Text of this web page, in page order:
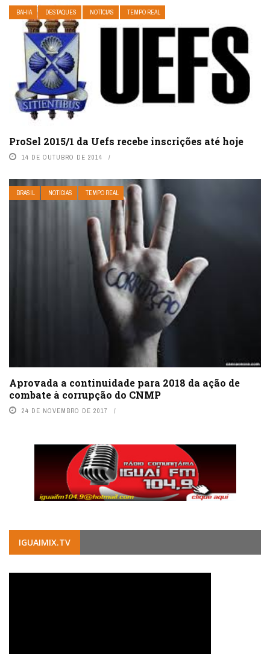
BAHIA DESTAQUES NOTÍCIAS TEMPO REAL
ProSel 2015/1 da Uefs recebe inscrições até hoje
14 DE OUTUBRO DE 2014
BRASIL NOTÍCIAS TEMPO REAL
Aprovada a continuidade para 2018 da ação de
combate à corrupção do CNMP
24 DE NOVEMBRO DE 2017
IGUAIMIX.TV